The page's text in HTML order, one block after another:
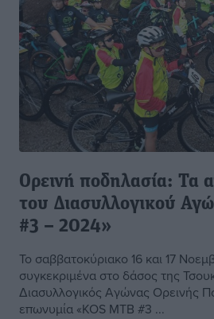
Ορεινή ποδηλασία: Τα
του Διασυλλογικού
#3 – 2024»
Το σαββατοκύριακο 16 και 17
συγκεκριμένα στο δάσος της
Διασυλλογικός Αγώνας Ορεινής
επωνυμία «KOS ΜΤΒ #3 ...